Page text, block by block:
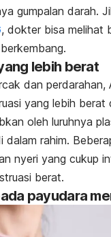
gumpalan darah.
, dokter bisa melihat
lebih berat
dan perdarahan,
yang lebih berat
oleh luruhnya
dalam rahim.
nyeri yang cukup
berat.
payudara